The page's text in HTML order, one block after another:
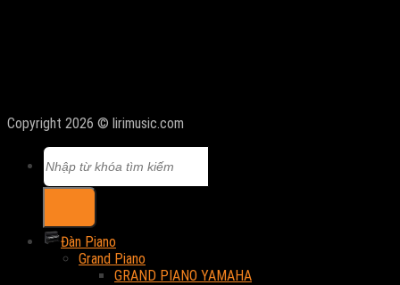
Copyright 2026 © lirimusic.com
Tìm
kiếm:
Đàn Piano
Grand Piano
GRAND PIANO YAMAHA